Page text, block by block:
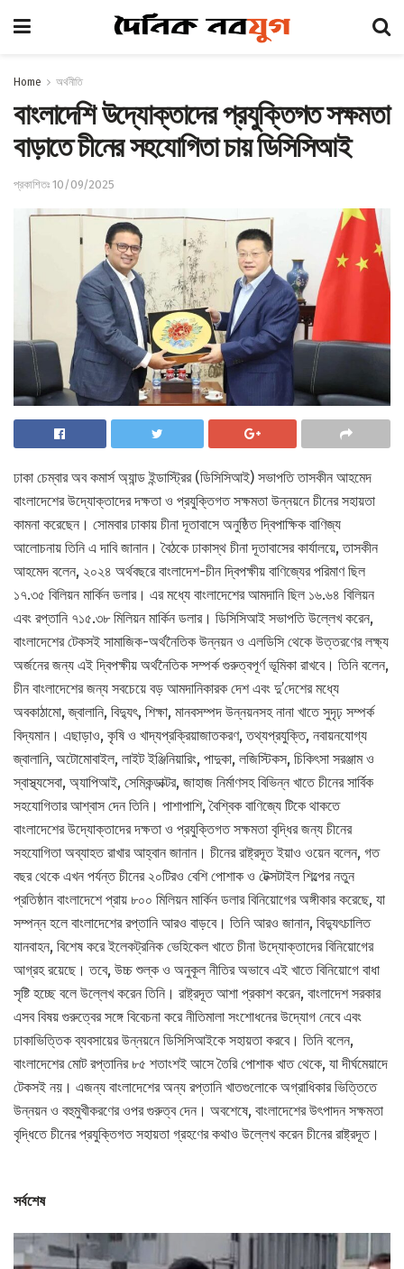
Home অর্থনীতি
বাংলাদেশি উদ্যোক্তাদের প্রযুক্তিগত সক্ষমতা
বাড়াতে চীনের সহযোগিতা চায় ডিসিসিআই
প্রকাশিতঃ 10/09/2025
ঢাকা চেম্বার অব কমার্স অ্যান্ড ইন্ডাস্ট্রির (ডিসিসিআই) সভাপতি তাসকীন আহমেদ
বাংলাদেশের উদ্যোক্তাদের দক্ষতা ও প্রযুক্তিগত সক্ষমতা উন্নয়নে চীনের সহায়তা
কামনা করেছেন। সোমবার ঢাকায় চীনা দূতাবাসে অনুষ্ঠিত দ্বিপাক্ষিক বাণিজ্য
আলোচনায় তিনি এ দাবি জানান। বৈঠকে ঢাকাস্থ চীনা দূতাবাসের কার্যালয়ে, তাসকীন
আহমেদ বলেন, ২০২৪ অর্থবছরে বাংলাদেশ-চীন দ্বিপক্ষীয় বাণিজ্যের পরিমাণ ছিল
১৭.৩৫ বিলিয়ন মার্কিন ডলার। এর মধ্যে বাংলাদেশের আমদানি ছিল ১৬.৬৪ বিলিয়ন
এবং রপ্তানি ৭১৫.৩৮ মিলিয়ন মার্কিন ডলার। ডিসিসিআই সভাপতি উল্লেখ করেন,
বাংলাদেশের টেকসই সামাজিক-অর্থনৈতিক উন্নয়ন ও এলডিসি থেকে উত্তরণের লক্ষ্য
অর্জনের জন্য এই দ্বিপক্ষীয় অর্থনৈতিক সম্পর্ক গুরুত্বপূর্ণ ভূমিকা রাখবে। তিনি বলেন,
চীন বাংলাদেশের জন্য সবচেয়ে বড় আমদানিকারক দেশ এবং দু’দেশের মধ্যে
অবকাঠামো, জ্বালানি, বিদ্যুৎ, শিক্ষা, মানবসম্পদ উন্নয়নসহ নানা খাতে সুদৃঢ় সম্পর্ক
বিদ্যমান। এছাড়াও, কৃষি ও খাদ্যপ্রক্রিয়াজাতকরণ, তথ্যপ্রযুক্তি, নবায়নযোগ্য
জ্বালানি, অটোমোবাইল, লাইট ইঞ্জিনিয়ারিং, পাদুকা, লজিস্টিকস, চিকিৎসা সরঞ্জাম ও
স্বাস্থ্যসেবা, অ্যাপিআই, সেমিকন্ডাক্টর, জাহাজ নির্মাণসহ বিভিন্ন খাতে চীনের সার্বিক
সহযোগিতার আশ্বাস দেন তিনি। পাশাপাশি, বৈশ্বিক বাণিজ্যে টিকে থাকতে
বাংলাদেশের উদ্যোক্তাদের দক্ষতা ও প্রযুক্তিগত সক্ষমতা বৃদ্ধির জন্য চীনের
সহযোগিতা অব্যাহত রাখার আহ্বান জানান। চীনের রাষ্ট্রদূত ইয়াও ওয়েন বলেন, গত
বছর থেকে এখন পর্যন্ত চীনের ২০টিরও বেশি পোশাক ও টেক্সটাইল শিল্পের নতুন
প্রতিষ্ঠান বাংলাদেশে প্রায় ৮০০ মিলিয়ন মার্কিন ডলার বিনিয়োগের অঙ্গীকার করেছে, যা
সম্পন্ন হলে বাংলাদেশের রপ্তানি আরও বাড়বে। তিনি আরও জানান, বিদ্যুৎচালিত
যানবাহন, বিশেষ করে ইলেকট্রনিক ভেহিকেল খাতে চীনা উদ্যোক্তাদের বিনিয়োগের
আগ্রহ রয়েছে। তবে, উচ্চ শুল্ক ও অনুকূল নীতির অভাবে এই খাতে বিনিয়োগে বাধা
সৃষ্টি হচ্ছে বলে উল্লেখ করেন তিনি। রাষ্ট্রদূত আশা প্রকাশ করেন, বাংলাদেশ সরকার
এসব বিষয় গুরুত্বের সঙ্গে বিবেচনা করে নীতিমালা সংশোধনের উদ্যোগ নেবে এবং
ঢাকাভিত্তিক ব্যবসায়ের উন্নয়নে ডিসিসিআইকে সহায়তা করবে। তিনি বলেন,
বাংলাদেশের মোট রপ্তানির ৮৫ শতাংশই আসে তৈরি পোশাক খাত থেকে, যা দীর্ঘমেয়াদে
টেকসই নয়। এজন্য বাংলাদেশের অন্য রপ্তানি খাতগুলোকে অগ্রাধিকার ভিত্তিতে
উন্নয়ন ও বহুমুখীকরণের ওপর গুরুত্ব দেন। অবশেষে, বাংলাদেশের উৎপাদন সক্ষমতা
বৃদ্ধিতে চীনের প্রযুক্তিগত সহায়তা গ্রহণের কথাও উল্লেখ করেন চীনের রাষ্ট্রদূত।
সর্বশেষ